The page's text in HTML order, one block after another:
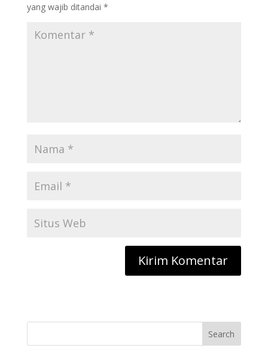
yang wajib ditandai *
Search